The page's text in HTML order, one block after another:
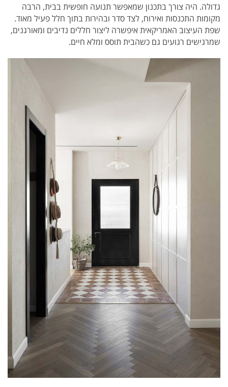
גדולה. היה צורך בתכנון שמאפשר תנועה חופשית בבית, הרבה
מקומות התכנסות ואירוח, לצד סדר ובהירות בתוך חלל פעיל מאוד.
שפת העיצוב האמריקאית איפשרה ליצור חללים נדיבים ומאורגנים,
שמרגישים רגועים גם כשהבית תוסס ומלא חיים.